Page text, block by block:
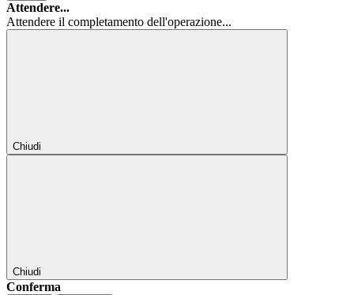
Attendere...
Attendere il completamento dell'operazione...
Chiudi
Chiudi
Conferma